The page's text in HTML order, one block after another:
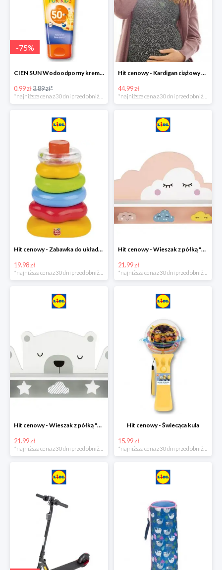
-75%
CIEN SUN Wodoodporny krem do opalania dla dzieci SPF 50 -39%
0.99 zł3.89 zł*
*najniższa cena z 30 dni przed obniżką
Hit cenowy - Kardigan ciążowy z biobawełny
44.99 zł
*najniższa cena z 30 dni przed obniżką
Hit cenowy - Zabawka do układania
19.98 zł
Hit cenowy - Wieszak z półką "Chmurka"
21.99 zł
Hit cenowy - Wieszak z półką "Miś"
21.99 zł
*najniższa cena z 30 dni przed obniżką
Hit cenowy - Świecąca kula
15.99 zł
*najniższa cena z 30 dni przed obniżką